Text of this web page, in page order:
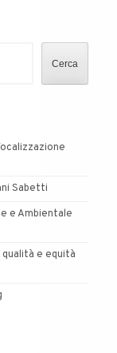
Cerca
Sabetti
e Ambientale
e equità